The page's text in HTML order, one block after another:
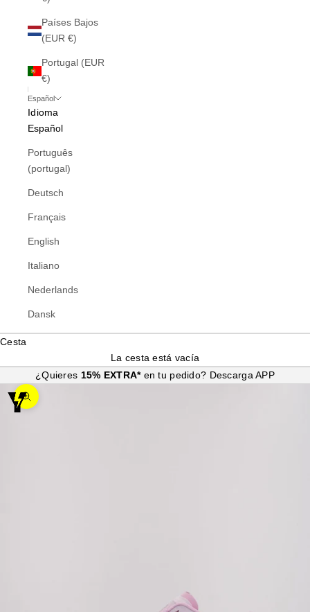
Países Bajos
(EUR €)
Portugal (EUR
€)
Español
Idioma
Español
Português
(portugal)
Deutsch
Français
English
Italiano
Nederlands
Dansk
Cesta
La cesta está vacía
¿Quieres 15% EXTRA* en tu pedido? Descarga APP
Zoom